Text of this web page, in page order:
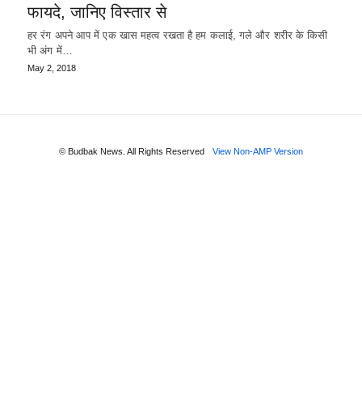
फायदे, जानिए विस्तार से
हर रंग अपने आप में एक खास महत्व रखता है हम कलाई, गले और शरीर के किसी
भी अंग में…
May 2, 2018
© Budbak News. All Rights Reserved View Non-AMP Version